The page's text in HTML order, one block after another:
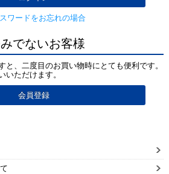
ワードをお忘れの場合
でないお客様
と、二度目のお買い物時にとても便利です。
いただけます。